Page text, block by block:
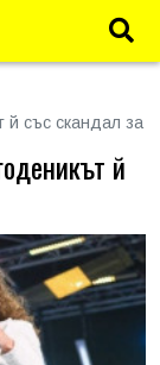
със скандал за
й